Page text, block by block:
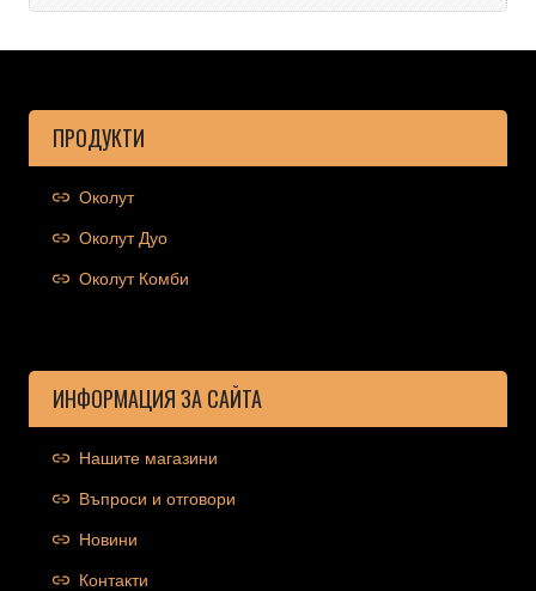
ПРОДУКТИ
Околут
Околут Дуо
Околут Комби
ИНФОРМАЦИЯ ЗА САЙТА
Нашите магазини
Въпроси и отговори
Новини
Контакти